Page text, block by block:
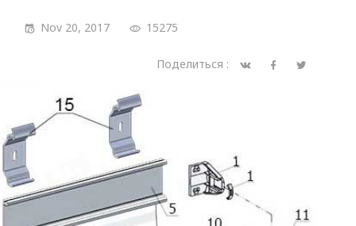
Nov 20, 2017 15275
Поделиться :